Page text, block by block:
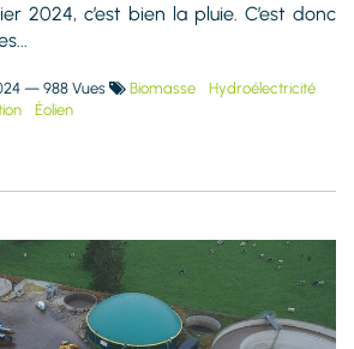
2024, c’est bien la pluie. C’est donc
— 988 Vues Biomasse
Hydroélectricité
Éolien